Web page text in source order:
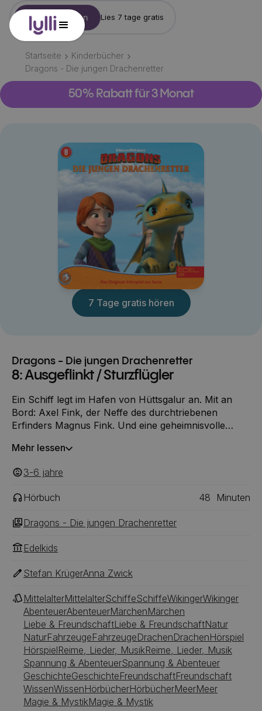
Konto erstellen Lies 7 tage gratis
Startseite
Kinderbücher
Dragons - Die jungen Drachenretter
50% Rabatt für 3 Monat
7 Tage gratis hören
Dragons - Die jungen Drachenretter
8: Ausgeflinkt / Sturzflügler
Ein Schiff legt im Hafen von Hüttsgalur an. Mit an
Bord: Axel Fink, der Neffe des durchtriebenen
Erfinders Magnus Fink. Und eine geheimnisvolle
Kiste befindet sich ein großes Drachenei, Absender
Mehr lessen
3-6 ‎‎ jahre
Hörbuch 48 Minuten
Dragons - Die jungen Drachenretter
Edelkids
Stefan KrügerAnna Zwick
MittelalterMittelalterSchiffeSchiffeWikingerWikinger
AbenteuerAbenteuerMärchenMärchen
Liebe & FreundschaftLiebe & FreundschaftNatur
NaturFahrzeugeFahrzeugeDrachenDrachenHörspiel
HörspielReime, Lieder, MusikReime, Lieder, Musik
Spannung & AbenteuerSpannung & Abenteuer
GeschichteGeschichteFreundschaftFreundschaft
WissenWissenHörbücherHörbücherMeerMeer
Magie & MystikMagie & Mystik